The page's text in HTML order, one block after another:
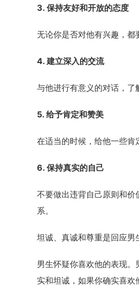
3. 保持友好和开放的态度
无论你是否对他有兴趣，都
4. 建立深入的交流
与他进行有意义的对话，了
5. 给予肯定和赞美
在适当的时候，给他一些肯
6. 保持真实的自己
不要做出违背自己原则和
系。
坦诚、真诚和尊重是回应男
男生怀疑你喜欢他的表现
实和坦诚，如果你确实喜